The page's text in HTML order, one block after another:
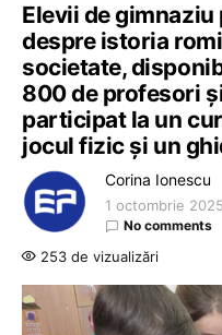
Elevii de
despre istoria
societate,
800 de profesori
participat la un
jocul fizic și un
Corina Ionescu
1 octombrie 2025
No comments
253 de vizualizări